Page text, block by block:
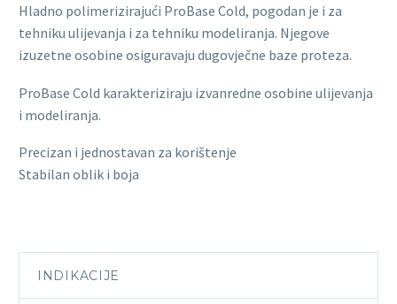
Hladno polimerizirajući ProBase Cold, pogodan je i za
tehniku ulijevanja i za tehniku modeliranja. Njegove
izuzetne osobine osiguravaju dugovječne baze proteza.
ProBase Cold karakteriziraju izvanredne osobine ulijevanja
i modeliranja.
Precizan i jednostavan za korištenje
Stabilan oblik i boja
INDIKACIJE